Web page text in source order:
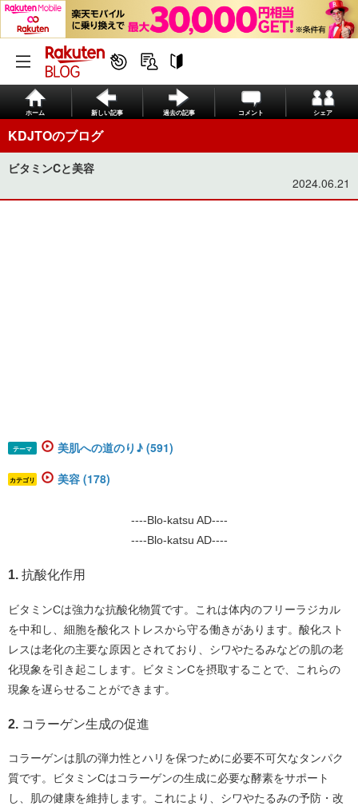
ホーム 新しい記事 過去の記事 コメント シェア
KDJTOのブログ
ビタミンCと美容
2024.06.21
テーマ 美肌への道のり♪ (591)
カテゴリ 美容 (178)
----Blo-katsu AD----
----Blo-katsu AD----
1. 抗酸化作用
ビタミンCは強力な抗酸化物質です。これは体内のフリーラジカル
を中和し、細胞を酸化ストレスから守る働きがあります。酸化スト
レスは老化の主要な原因とされており、シワやたるみなどの肌の老
化現象を引き起こします。ビタミンCを摂取することで、これらの
現象を遅らせることができます。
2. コラーゲン生成の促進
コラーゲンは肌の弾力性とハリを保つために必要不可欠なタンパク
質です。ビタミンCはコラーゲンの生成に必要な酵素をサポート
し、肌の健康を維持します。これにより、シワやたるみの予防・改